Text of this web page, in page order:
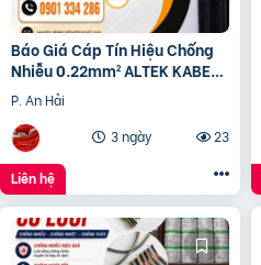
Báo Giá Cáp Tín Hiệu Chống
Nhiễu 0.22mm² ALTEK KABEL |
Đồng Nguyên Chất 100%
P. An Hải
3 ngày
23
Liên hệ